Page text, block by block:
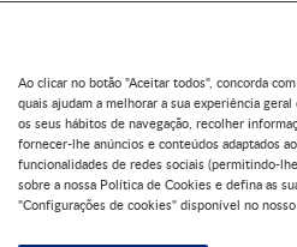
Ao clicar no botão "Aceitar todos", concorda
quais ajudam a melhorar a sua experiência
os seus hábitos de navegação, recolher
fornecer-lhe anúncios e conteúdos adaptados
funcionalidades de redes sociais (permitindo-
sobre a nossa Política de Cookies e defina as
"Configurações de cookies" disponível no